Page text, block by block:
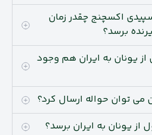
اکسچنج چقدر زمان
برسد؟
یونان به ایران هم وجود
می توان حواله ارسال کرد؟
یونان به ایران برسد؟